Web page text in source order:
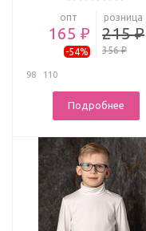
опт
165 ₽
-54%
розница
215 ₽
356 ₽
98 110
Подробнее